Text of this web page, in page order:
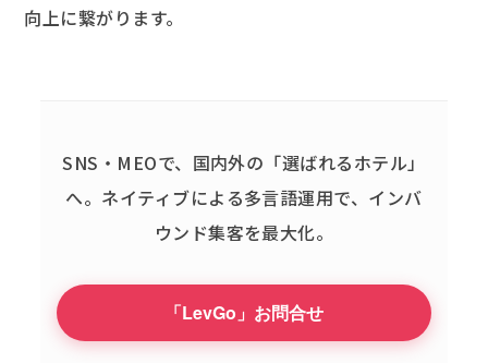
向上に繋がります。
SNS・MEOで、国内外の「選ばれるホテル」
へ。 ネイティブによる多言語運用で、インバ
ウンド集客を最大化。
「LevGo」お問合せ